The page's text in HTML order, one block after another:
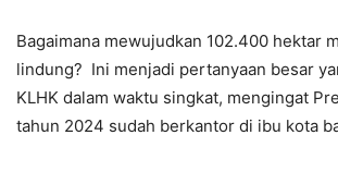
Bagaimana mewujudkan 102.400 hektar
lindung? Ini menjadi pertanyaan besar
KLHK dalam waktu singkat, mengingat
tahun 2024 sudah berkantor di ibu kota